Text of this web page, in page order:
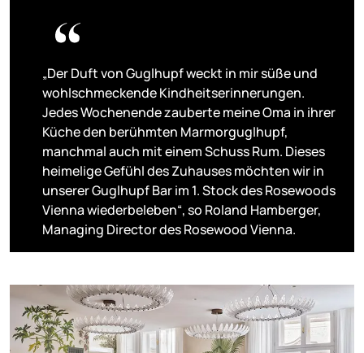
„Der Duft von Guglhupf weckt in mir süße und
wohlschmeckende Kindheitserinnerungen.
Jedes Wochenende zauberte meine Oma in ihrer
Küche den berühmten Marmorguglhupf,
manchmal auch mit einem Schuss Rum. Dieses
heimelige Gefühl des Zuhauses möchten wir in
unserer Guglhupf Bar im 1. Stock des Rosewoods
Vienna wiederbeleben“, so Roland Hamberger,
Managing Director des Rosewood Vienna.